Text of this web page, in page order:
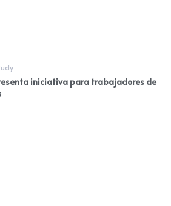
iniciativa para trabajadores de